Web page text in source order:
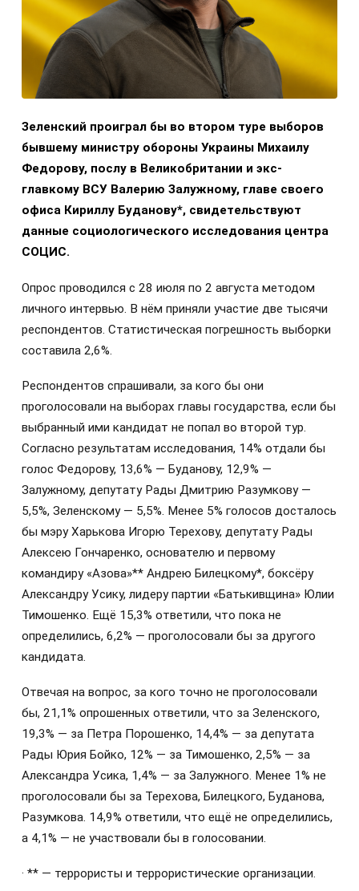
Зеленский проиграл бы во втором туре выборов
бывшему министру обороны Украины Михаилу
Федорову, послу в Великобритании и экс-
главкому ВСУ Валерию Залужному, главе своего
офиса Кириллу Буданову*, свидетельствуют
данные социологического исследования центра
СОЦИС.
Опрос проводился с 28 июля по 2 августа методом
личного интервью. В нём приняли участие две тысячи
респондентов. Статистическая погрешность выборки
составила 2,6%.
Респондентов спрашивали, за кого бы они
проголосовали на выборах главы государства, если бы
выбранный ими кандидат не попал во второй тур.
Согласно результатам исследования, 14% отдали бы
голос Федорову, 13,6% — Буданову, 12,9% —
Залужному, депутату Рады Дмитрию Разумкову —
5,5%, Зеленскому — 5,5%. Менее 5% голосов досталось
бы мэру Харькова Игорю Терехову, депутату Рады
Алексею Гончаренко, основателю и первому
командиру «Азова»** Андрею Билецкому*, боксёру
Александру Усику, лидеру партии «Батькивщина» Юлии
Тимошенко. Ещё 15,3% ответили, что пока не
определились, 6,2% — проголосовали бы за другого
кандидата.
Отвечая на вопрос, за кого точно не проголосовали
бы, 21,1% опрошенных ответили, что за Зеленского,
19,3% — за Петра Порошенко, 14,4% — за депутата
Рады Юрия Бойко, 12% — за Тимошенко, 2,5% — за
Александра Усика, 1,4% — за Залужного. Менее 1% не
проголосовали бы за Терехова, Билецкого, Буданова,
Разумкова. 14,9% ответили, что ещё не определились,
а 4,1% — не участвовали бы в голосовании.
· ** — террористы и террористические организации.